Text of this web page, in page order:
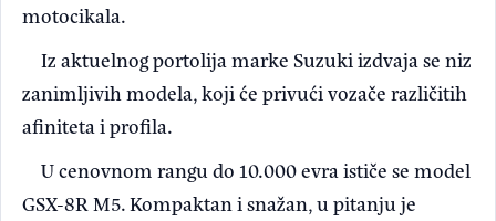
motocikala.
Iz aktuelnog portolija marke Suzuki izdvaja se niz
zanimljivih modela, koji će privući vozače različitih
afiniteta i profila.
U cenovnom rangu do 10.000 evra ističe se model
GSX-8R M5. Kompaktan i snažan, u pitanju je